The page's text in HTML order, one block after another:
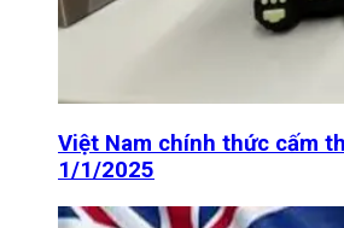
Việt Nam chính thức cấm
1/1/2025